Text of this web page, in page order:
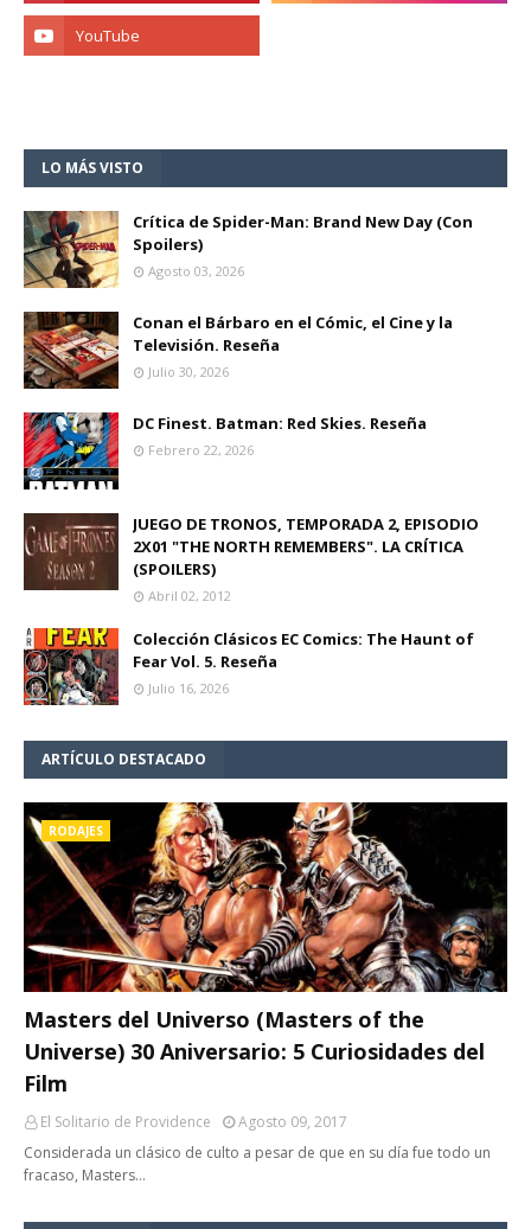
LO MÁS VISTO
Crítica de Spider-Man: Brand New Day (Con
Spoilers)
Agosto 03, 2026
Conan el Bárbaro en el Cómic, el Cine y la
Televisión. Reseña
Julio 30, 2026
DC Finest. Batman: Red Skies. Reseña
Febrero 22, 2026
JUEGO DE TRONOS, TEMPORADA 2, EPISODIO
2X01 "THE NORTH REMEMBERS". LA CRÍTICA
(SPOILERS)
Abril 02, 2012
Colección Clásicos EC Comics: The Haunt of
Fear Vol. 5. Reseña
Julio 16, 2026
ARTÍCULO DESTACADO
RODAJES
Masters del Universo (Masters of the
Universe) 30 Aniversario: 5 Curiosidades del
Film
El Solitario de Providence
Agosto 09, 2017
Considerada un clásico de culto a pesar de que en su día fue todo un
fracaso, Masters…